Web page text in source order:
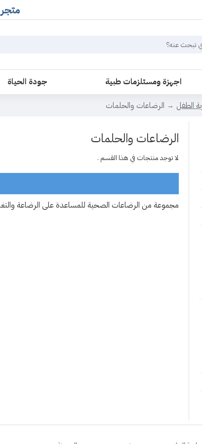
اجهزة ومستلزمات طبية جودة الحياة
الطفل الرضاعات والحلمات
الرضاعات والحلمات
مجموعة من الرضاعات الصحية للمساعدة على الرضاعة
لا توجد منتجات في هذا القسم .